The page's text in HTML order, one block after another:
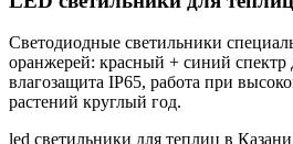
Светодиодные светильники
оранжерей: красный + синий спектр
влагозащита IP65, работа при
растений круглый год.
led светильники для теплиц в